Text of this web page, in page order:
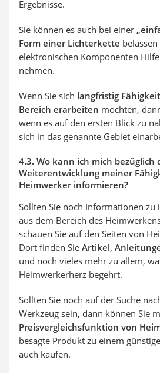
Ergebnisse.
Sie können es auch bei einer
Form einer Lichterkette
elektronischen Komponenten
nehmen.
Wenn Sie sich langfristig
Bereich erarbeiten möchten,
wenn es auf den ersten Blick zu
sich in das genannte Gebiet
4.3. Wo kann ich mich bezüglich
Weiterentwicklung meiner
Heimwerker informieren?
Sollten Sie noch Informationen zu
aus dem Bereich des
schauen Sie auf den Seiten von
Dort finden Sie Artikel,
und noch vieles mehr zu allem,
Heimwerkerherz begehrt.
Sollten Sie noch auf der Suche
Werkzeug sein, dann können Sie
Preisvergleichsfunktion von
besagte Produkt zu einem
auch kaufen.